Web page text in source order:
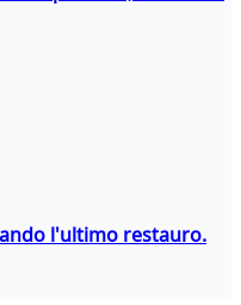
l'ultimo restauro.